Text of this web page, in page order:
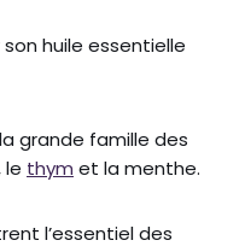
huile essentielle
grande famille des
le thym et la menthe.
l’essentiel des